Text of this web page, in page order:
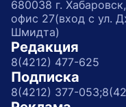
680038 г.
офис 27(вход с ул.
Шмидта)
Редакция
8(4212) 477-625
Подписка
8(4212) 377-053;